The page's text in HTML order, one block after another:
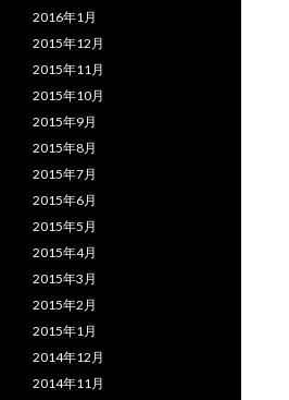
2016年1月
2015年12月
2015年11月
2015年10月
2015年9月
2015年8月
2015年7月
2015年6月
2015年5月
2015年4月
2015年3月
2015年2月
2015年1月
2014年12月
2014年11月